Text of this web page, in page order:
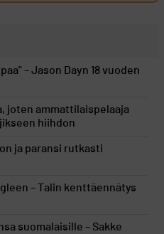
– Jason Dayn 18 vuoden
joten ammattilaispelaaja
hiihdon
ja paransi rutkasti
– Talin kenttäennätys
suomalaisille – Sakke